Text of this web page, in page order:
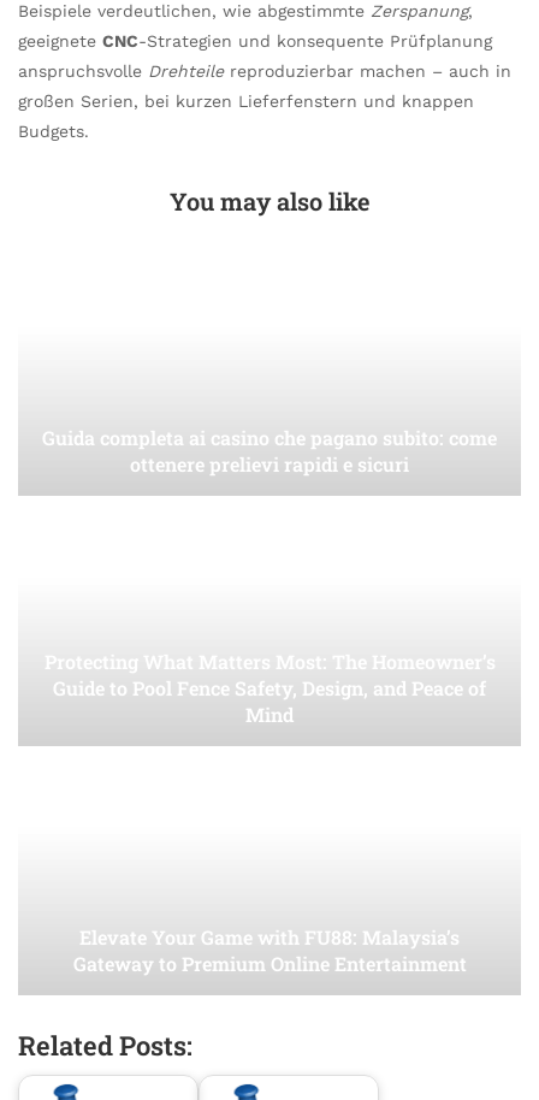
Beispiele verdeutlichen, wie abgestimmte Zerspanung,
geeignete CNC-Strategien und konsequente Prüfplanung
anspruchsvolle Drehteilereproduzierbar machen – auch in
großen Serien, bei kurzen Lieferfenstern und knappen
Budgets.
You may also like
Guida completa ai casino che pagano subito: come
ottenere prelievi rapidi e sicuri
Protecting What Matters Most: The Homeowner’s
Guide to Pool Fence Safety, Design, and Peace of
Mind
Elevate Your Game with FU88: Malaysia’s
Gateway to Premium Online Entertainment
Related Posts: